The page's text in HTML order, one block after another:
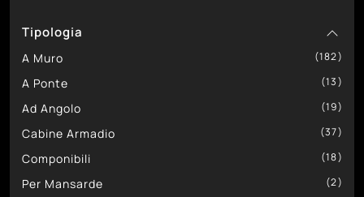
In Melaminico 214
In Vetro 20
Design 13
Moderni 261
Tipologia
A Muro 182
A Ponte 13
Ad Angolo 19
Cabine Armadio 37
Componibili 18
Per Mansarde 2